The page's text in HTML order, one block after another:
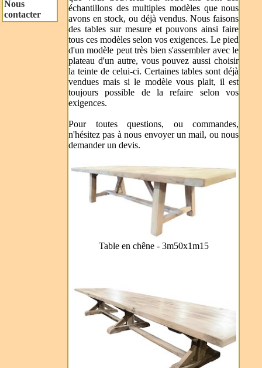
Nous
contacter
échantillons des multiples modèles que nous
avons en stock, ou déjà vendus. Nous faisons
des tables sur mesure et pouvons ainsi faire
tous ces modèles selon vos exigences. Le pied
d'un modèle peut très bien s'assembler avec le
plateau d'un autre, vous pouvez aussi choisir
la teinte de celui-ci. Certaines tables sont déjà
vendues mais si le modèle vous plait, il est
toujours possible de la refaire selon vos
exigences.
Pour toutes questions, ou commandes,
n'hésitez pas à nous envoyer un mail, ou nous
demander un devis.
Table en chêne - 3m50x1m15